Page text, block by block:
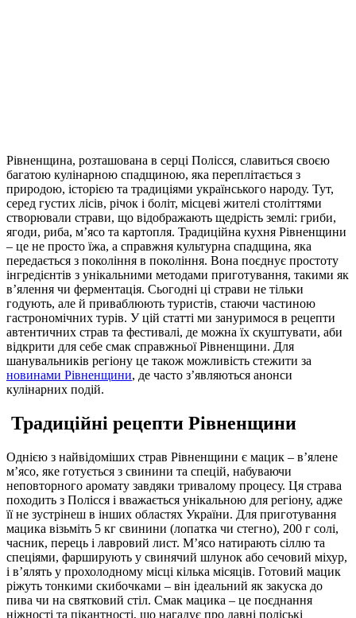
Рівненщина, розташована в серці Полісся, славиться своєю
багатою кулінарною спадщиною, яка переплітається з
природою, історією та традиціями українського народу. Тут,
серед густих лісів, річок і боліт, місцеві жителі століттями
створювали страви, що відображають щедрість землі: гриби,
ягоди, риба, м’ясо та картопля. Традиційна кухня Рівненщини
– це не просто їжа, а справжня культурна спадщина, яка
передається з покоління в покоління. Вона поєднує простоту
інгредієнтів з унікальними методами приготування, такими як
в’ялення чи ферментація. Сьогодні ці страви не тільки
годують, але й приваблюють туристів, стаючи частиною
гастрономічних турів. У цій статті ми зануримося в рецепти
автентичних страв та фестивалі, де можна їх скуштувати, аби
відкрити для себе смак справжньої Рівненщини. Для
шанувальників регіону це також можливість стежити за
новинами Рівненщини, де часто з’являються анонси
кулінарних подій.
Традиційні рецепти Рівненщини
Однією з найвідоміших страв Рівненщини є мацик – в’ялене
м’ясо, яке готується з свинини та спецій, набуваючи
неповторного аромату завдяки тривалому процесу. Ця страва
походить з Полісся і вважається унікальною для регіону, адже
її не зустрінеш в інших областях України. Для приготування
мацика візьміть 5 кг свинини (лопатка чи стегно), 200 г солі,
часник, перець і лавровий лист. М’ясо натирають сіллю та
спеціями, фарширують у свинячий шлунок або сечовий міхур,
і в’ялять у прохолодному місці кілька місяців. Готовий мацик
ріжуть тонкими скибочками – він ідеальний як закуска до
пива чи на святковий стіл. Смак мацика – це поєднання
ніжності та пікантності, що нагадує про давні поліські